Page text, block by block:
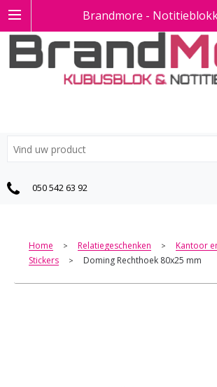
Brandmore -
050 542 63 92
Home > Relatiegeschenken > Kantoor
Stickers > Doming Rechthoek 80x25 mm